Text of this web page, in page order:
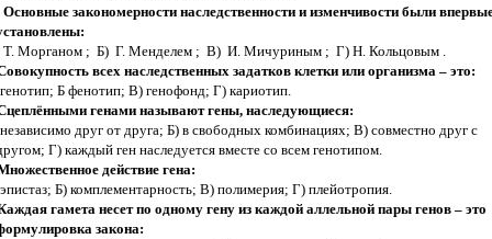
закономерности наследственности и изменчивости были
Морганом ; Б) Г. Менделем ; В) И. Мичуриным ; Г) Н. Кольцовым .
всех наследственных задатков клетки или организма – это:
Б фенотип; В) генофонд; Г) кариотип.
генами называют гены, наследующиеся:
друг от друга; Б) в свободных комбинациях; В) совместно друг с
Г) каждый ген наследуется вместе со всем генотипом.
действие гена:
Б) комплементарность; В) полимерия; Г) плейотропия.
гамета несет по одному гену из каждой аллельной пары генов – это
закона: